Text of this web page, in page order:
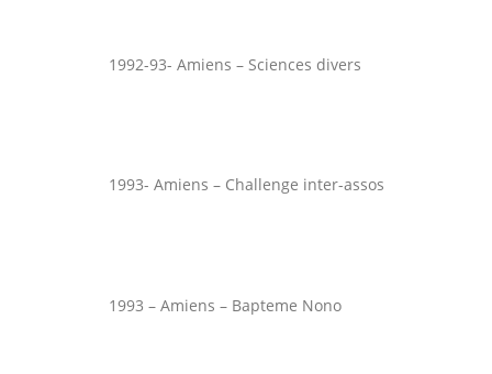
1992-93- Amiens – Sciences divers
1993- Amiens – Challenge inter-assos
1993 – Amiens – Bapteme Nono